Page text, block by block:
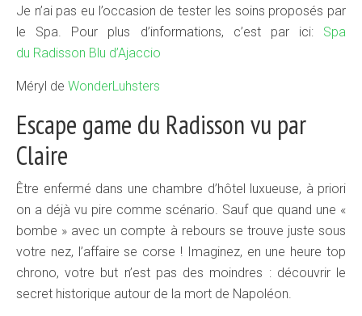
Je n’ai pas eu l’occasion de tester les soins proposés par
le Spa. Pour plus d’informations, c’est par ici: Spa
du Radisson Blu d’Ajaccio
Méryl de WonderLuhsters
Escape game du Radisson vu par
Claire
Être enfermé dans une chambre d’hôtel luxueuse, à priori
on a déjà vu pire comme scénario. Sauf que quand une «
bombe » avec un compte à rebours se trouve juste sous
votre nez, l’affaire se corse ! Imaginez, en une heure top
chrono, votre but n’est pas des moindres : découvrir le
secret historique autour de la mort de Napoléon.